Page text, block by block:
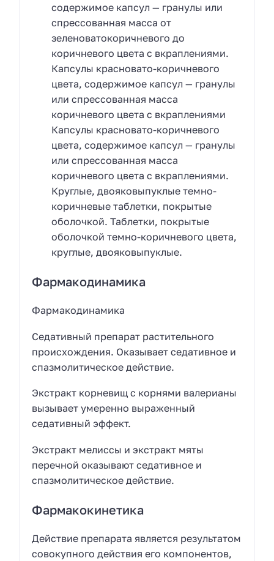
содержимое капсул — гранулы или
спрессованная масса от
зеленоватокоричневого до
коричневого цвета с вкраплениями.
Капсулы красновато-коричневого
цвета, содержимое капсул — гранулы
или спрессованная масса
коричневого цвета с вкраплениями
Капсулы красновато-коричневого
цвета, содержимое капсул — гранулы
или спрессованная масса
коричневого цвета с вкраплениями.
Круглые, двояковыпуклые темно-
коричневые таблетки, покрытые
оболочкой. Таблетки, покрытые
оболочкой темно-коричневого цвета,
круглые, двояковыпуклые.
Фармакодинамика
Фармакодинамика
Седативный препарат растительного
происхождения. Оказывает седативное и
спазмолитическое действие.
Экстракт корневищ с корнями валерианы
вызывает умеренно выраженный
седативный эффект.
Экстракт мелиссы и экстракт мяты
перечной оказывают седативное и
спазмолитическое действие.
Фармакокинетика
Действие препарата является результатом
совокупного действия его компонентов,